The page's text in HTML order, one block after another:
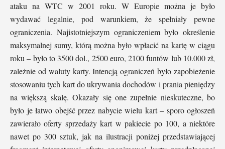
ataku na WTC w 2001 roku. W Europie można je było
wydawać legalnie, pod warunkiem, że spełniały pewne
ograniczenia. Najistotniejszym ograniczeniem było określenie
maksymalnej sumy, którą można było wpłacić na kartę w ciągu
roku – było to 3500 dol., 2500 euro, 2100 funtów lub 10.000 zł,
zależnie od waluty karty. Intencją ograniczeń było zapobieżenie
stosowaniu tych kart do ukrywania dochodów i prania pieniędzy
na większą skalę. Okazały się one zupełnie nieskuteczne, bo
było je łatwo obejść przez nabycie wielu kart – sporo ogłoszeń
zawierało oferty sprzedaży kart w pakiecie po 100, a niektóre
nawet po 300 sztuk, jak na ilustracji poniżej przedstawiającej